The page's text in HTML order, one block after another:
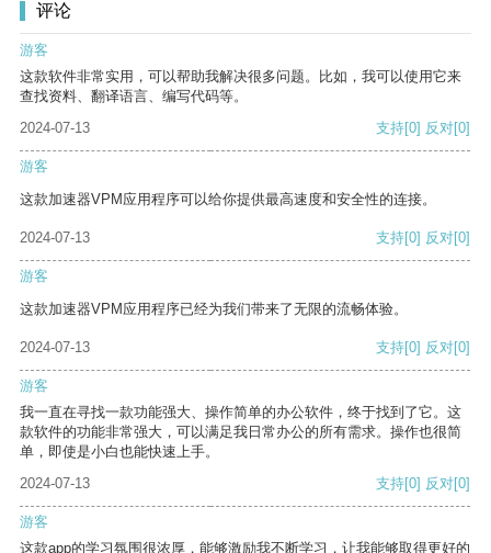
评论
游客
这款软件非常实用，可以帮助我解决很多问题。比如，我可以使用它来
查找资料、翻译语言、编写代码等。
2024-07-13
支持[0] 反对[0]
游客
这款加速器VPM应用程序可以给你提供最高速度和安全性的连接。
2024-07-13 支持[0] 反对[0]
游客
这款加速器VPM应用程序已经为我们带来了无限的流畅体验。
2024-07-13 支持[0] 反对[0]
游客
我一直在寻找一款功能强大、操作简单的办公软件，终于找到了它。这
款软件的功能非常强大，可以满足我日常办公的所有需求。操作也很简
单，即使是小白也能快速上手。
2024-07-13
支持[0] 反对[0]
游客
这款app的学习氛围很浓厚，能够激励我不断学习，让我能够取得更好的